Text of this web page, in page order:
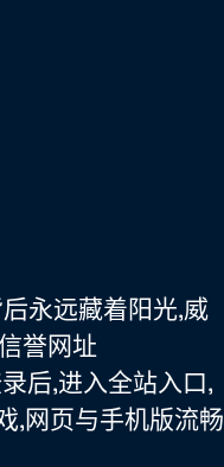
永远藏着阳光,威
誉网址
后,进入全站入口,
,网页与手机版流畅